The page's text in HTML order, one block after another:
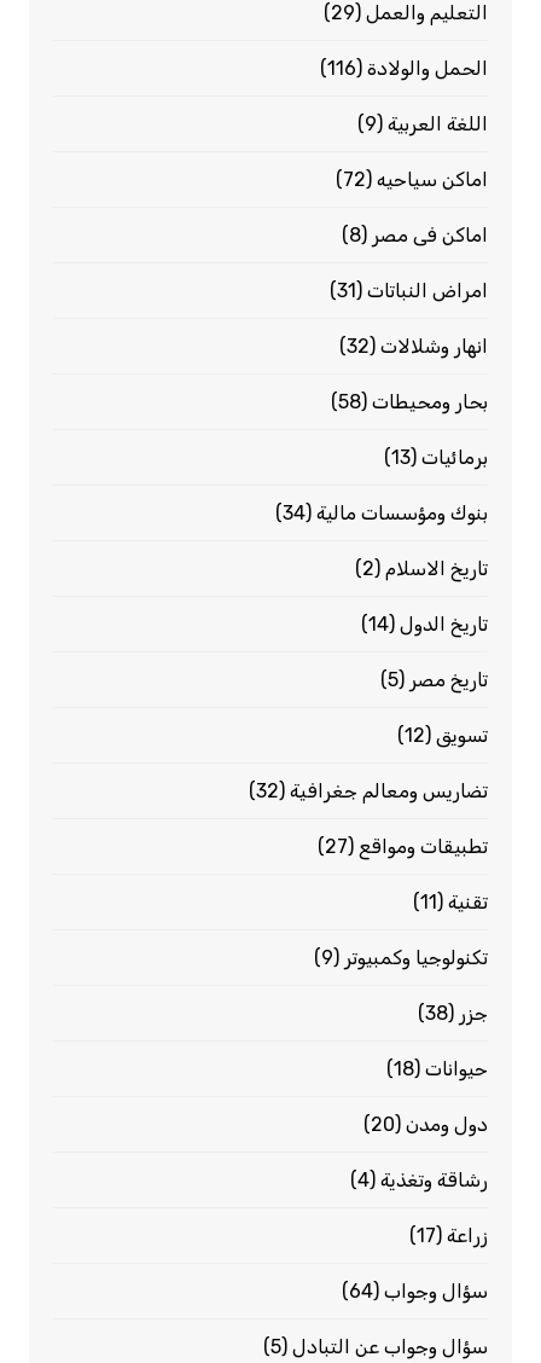
التعليم والعمل(29)
الحمل والولادة(116)
اللغة العربية(9)
اماكن سياحيه(72)
اماكن فى مصر (8)
امراض النباتات(31)
انهار وشلالات(32)
بحار ومحيطات(58)
برمائيات(13)
بنوك ومؤسسات مالية(34)
تاريخ الاسلام(2)
تاريخ الدول(14)
تاريخ مصر (5)
تسويق(12)
تضاريس ومعالم جغرافية(32)
تطبيقات ومواقع (27)
تقنية(11)
تكنولوجيا وكمبيوتر (9)
جزر (38)
حيوانات(18)
دول ومدن(20)
رشاقة وتغذية(4)
زراعة(17)
سؤال وجواب(64)
سؤال وجواب عن التبادل(5)